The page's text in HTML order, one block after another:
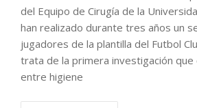
del Equipo de Cirugía de la
han realizado durante tres años un
jugadores de la plantilla del Futbol
trata de la primera investigación que
entre higiene